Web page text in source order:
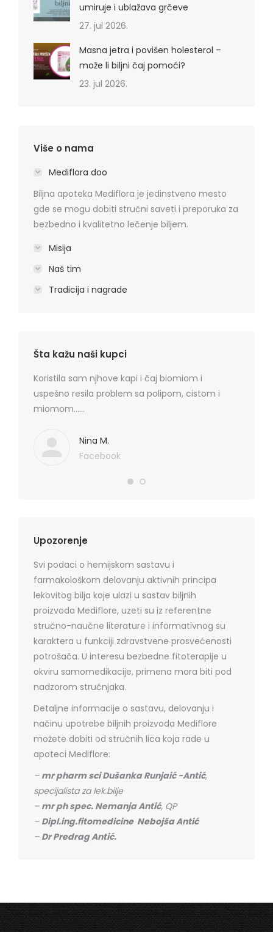
umiruje i ublažava grčeve
27. jul 2026.
Masna jetra i povišen holesterol –
može li biljni čaj pomoći?
23. jul 2026.
Više o nama
Mediflora doo
Biljna apoteka Mediflora je jedinstveno mesto
gde se mogu dobiti stručni saveti i preporuka za
bezbedno i kvalitetno lečenje biljem.
Misija
Naš tim
Tradicija i nagrade
Šta kažu naši kupci
Koristila sam njhove kapi i čaj biomiom i
uspešno resila problem sa polipom, cistom i
miomom……
Nina M.
Facebook
Upozorenje
Svi podaci o hemijskom sastavu i
farmakološkom delovanju aktivnih principa
lekovitog bilja koje ulazi u sastav biljnih
proizvoda Mediflore, uzeti su iz referentne
stručno-naučne literature i informativnog su
karaktera u funkciji zdravstvene prosvećenosti
potrošača. U interesu bezbedne fitoterapije u
okviru samomedikacije, primena mora biti pod
nadzorom stručnjaka.
Detaljne informacije o sastavu, delovanju i
načinu upotrebe biljnih proizvoda Mediflore
možete dobiti od stručnih lica koja rade u
apoteci Mediflore:
– mr pharm sci Dušanka Runjaić -Antić,
specijalista za lek.bilje
– mr ph spec. Nemanja Antić, QP
– Dipl.ing.fitomedicine Nebojša Antić
– Dr Predrag Antić.